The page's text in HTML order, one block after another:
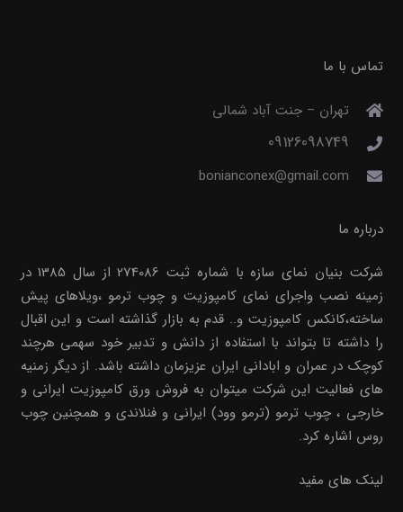
تماس با ما
تهران – جنت آباد شمالی
09126098749
bonianconex@gmail.com
درباره ما
شرکت بنیان نمای سازه با شماره ثبت 274086 از سال 1385 در
زمینه نصب واجرای نمای کامپوزیت و چوب ترمو ،ویلاهای پیش
ساخته،کانکس کامپوزیت و.. قدم به بازار گذاشته است و این اقبال
را داشته تا بتواند با استفاده از دانش و تدبیر خود سهمی هرچند
کوچک در عمران و ابادانی ایران عزیزمان داشته باشد. از دیگر زمنیه
های فعالیت این شرکت میتوان به فروش ورق کامپوزیت ایرانی و
خارجی ، چوب ترمو (ترمو وود) ایرانی و فنلاندی و همچنین چوب
روس اشاره کرد.
لینک های مفید